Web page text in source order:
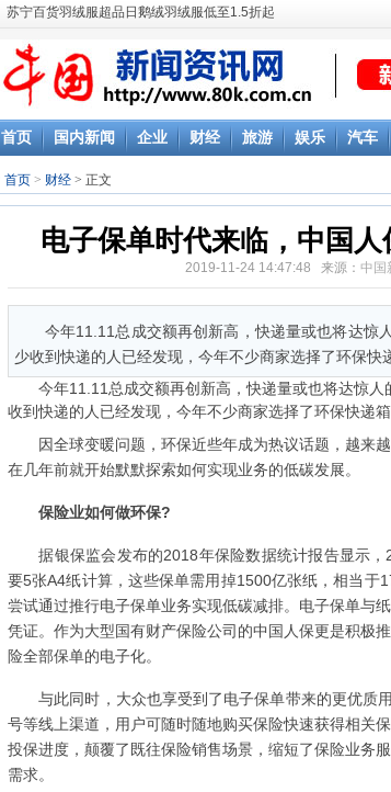
苏宁百货羽绒服超品日鹅绒羽绒服低至1.5折起
WST Career关注留学生的求职问题
首页 国内新闻 企业 财经 旅游 娱乐 汽车
首页 > 财经 > 正文
电子保单时代来临，中国
2019-11-24 14:47:48 来源： 中国
今年11.11总成交额再创新高，快递量或也将达惊
少收到快递的人已经发现，今年不少商家选择了环保快
今年11.11总成交额再创新高，快递量或也将达惊人
收到快递的人已经发现，今年不少商家选择了环保快递
因全球变暖问题，环保近些年成为热议话题，越来
在几年前就开始默默探索如何实现业务的低碳发展。
保险业如何做环保?
据银保监会发布的2018年保险数据统计报告显示，
要5张A4纸计算，这些保单需用掉1500亿张纸，相当于
尝试通过推行电子保单业务实现低碳减排。电子保单与
凭证。作为大型国有财产保险公司的中国人保更是积极
险全部保单的电子化。
与此同时，大众也享受到了电子保单带来的更优质用
号等线上渠道，用户可随时随地购买保险快速获得相关
投保进度，颠覆了既往保险销售场景，缩短了保险业务
需求。